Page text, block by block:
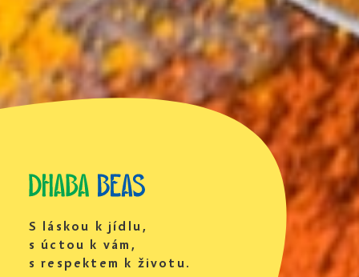
S láskou k jídlu,
s úctou k vám,
s respektem k životu.